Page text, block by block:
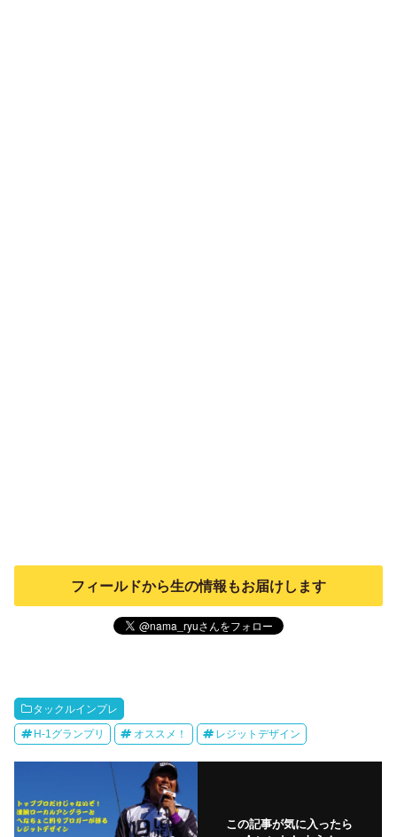
フィールドから生の情報もお届けします
タックルインプレ
H-1グランプリ オススメ！ レジットデザイン
この記事が気に入ったら